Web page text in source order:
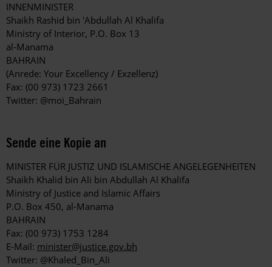
INNENMINISTER
Shaikh Rashid bin 'Abdullah Al Khalifa
Ministry of Interior, P.O. Box 13
al-Manama
BAHRAIN
(Anrede: Your Excellency / Exzellenz)
Fax: (00 973) 1723 2661
Twitter: @moi_Bahrain
Sende eine Kopie an
MINISTER FÜR JUSTIZ UND ISLAMISCHE ANGELEGENHEITEN
Shaikh Khalid bin Ali bin Abdullah Al Khalifa
Ministry of Justice and Islamic Affairs
P.O. Box 450, al-Manama
BAHRAIN
Fax: (00 973) 1753 1284
E-Mail: minister@justice.gov.bh
Twitter: @Khaled_Bin_Ali